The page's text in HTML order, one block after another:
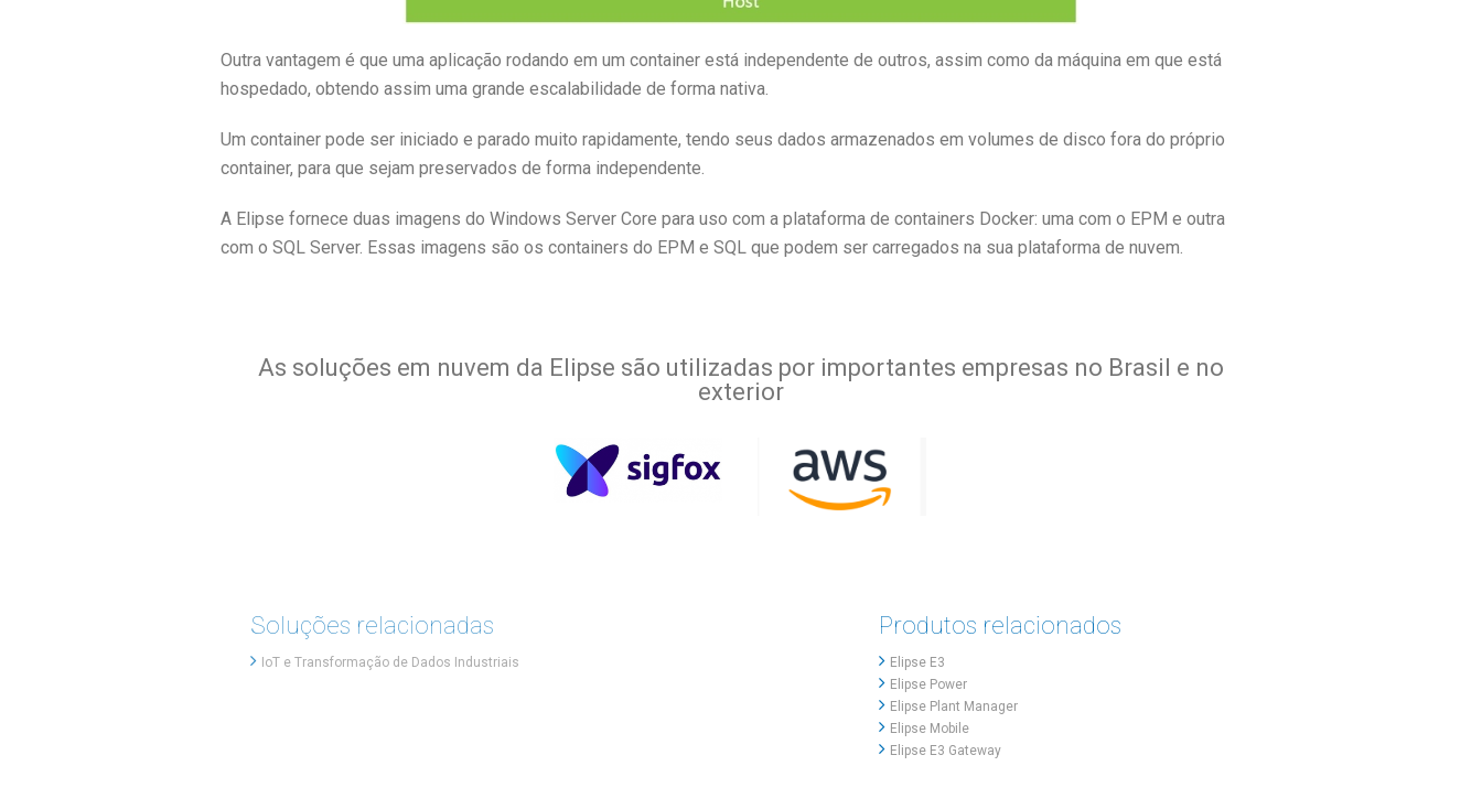
Outra vantagem é que uma aplicação rodando em um container está independente de outros, assim como da máquina em que está
hospedado, obtendo assim uma grande escalabilidade de forma nativa.
Um container pode ser iniciado e parado muito rapidamente, tendo seus dados armazenados em volumes de disco fora do próprio
container, para que sejam preservados de forma independente.
A Elipse fornece duas imagens do Windows Server Core para uso com a plataforma de containers Docker: uma com o EPM e outra
com o SQL Server. Essas imagens são os containers do EPM e SQL que podem ser carregados na sua plataforma de nuvem.
As soluções em nuvem da Elipse são utilizadas por importantes empresas no Brasil e no
exterior
Soluções relacionadas
IoT e Transformação de Dados Industriais
Produtos relacionados
Elipse E3
Elipse Power
Elipse Plant Manager
Elipse Mobile
Elipse E3 Gateway